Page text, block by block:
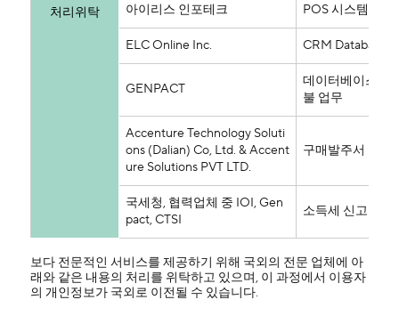
처리위탁
아이리스 인포테크 POS 시스템 운
ELC Online Inc. CRM Database
GENPACT
데이터베이스 등
불 업무
Accenture Technology Soluti
ons (Dalian) Co, Ltd. & Accent
ure Solutions PVT LTD.
구매발주서 검토
국세청, 협력업체 중 IOI, Gen
pact, CTSI
소득세 신고
보다 전문적인 서비스를 제공하기 위해 국외의 전문 업체에 아
래와 같은 내용의 처리를 위탁하고 있으며, 이 과정에서 이용자
의 개인정보가 국외로 이전될 수 있습니다.